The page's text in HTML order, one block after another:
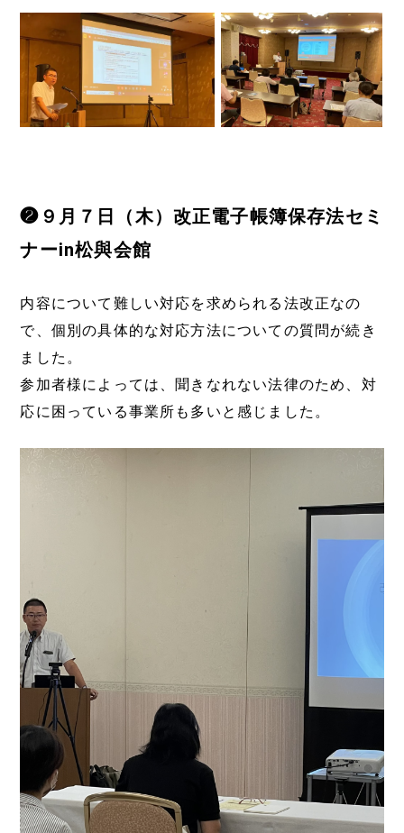
❷９月７日（木）改正電子帳簿保存法セミ
ナーin松與会館
内容について難しい対応を求められる法改正なの
で、個別の具体的な対応方法についての質問が続き
ました。
参加者様によっては、聞きなれない法律のため、対
応に困っている事業所も多いと感じました。